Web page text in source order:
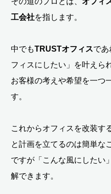
工会社を指します。
中でもTRUSTオフィスであ
フィスにしたい」を叶えら
お客様の考えや希望を一つ
す。
これからオフィスを改装す
と計画を立てるのは簡単な
ですが「こんな風にしたい
解できます。